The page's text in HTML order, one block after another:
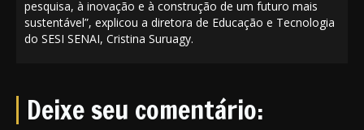
pesquisa, à inovação e à construção de um futuro mais
sustentável”, explicou a diretora de Educação e Tecnologia
do SESI SENAI, Cristina Suruagy.
Deixe seu comentário: